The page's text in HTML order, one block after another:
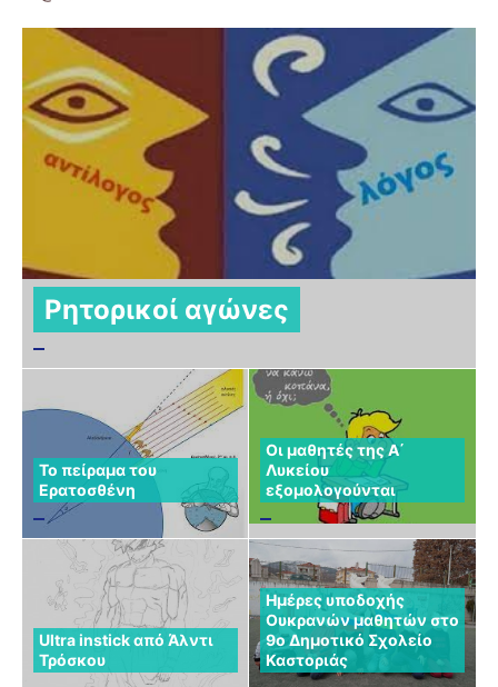
Ρητορικοί αγώνες
Το πείραμα του
Ερατοσθένη
Οι μαθητές της Α΄
Λυκείου
εξομολογούνται
Ultra instick από Άλντι
Τρόσκου
Ημέρες υποδοχής
Ουκρανών μαθητών στο
9ο Δημοτικό Σχολείο
Καστοριάς